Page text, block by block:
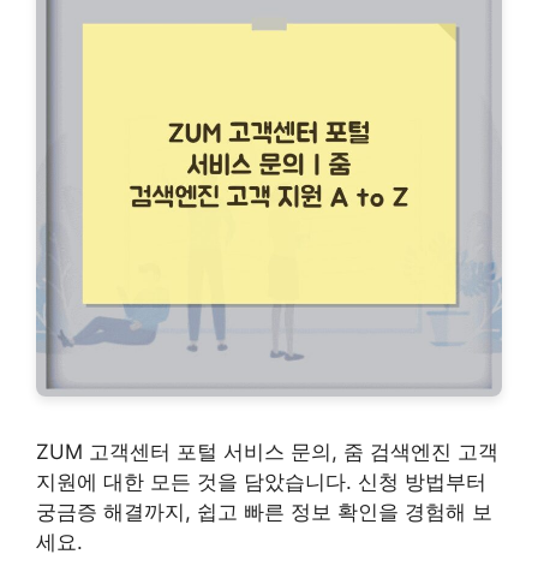
ZUM 고객센터 포털 서비스 문의, 줌 검색엔진 고객
지원에 대한 모든 것을 담았습니다. 신청 방법부터
궁금증 해결까지, 쉽고 빠른 정보 확인을 경험해 보
세요.